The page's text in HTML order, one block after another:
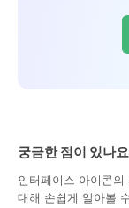
궁금한 점이 있나
인터페이스 아이콘
대해 손쉽게 알아볼